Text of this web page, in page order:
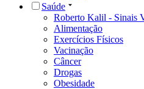
Saúde
Roberto Kalil - Sinais
Alimentação
Exercícios Físicos
Vacinação
Câncer
Drogas
Obesidade